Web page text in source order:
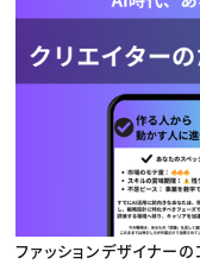
C＆R Magazine
ニュース・トレンド
Web
映像
ゲーム・エンタメ
広告
CREATIVE
プロフ
ファッションデザイナー